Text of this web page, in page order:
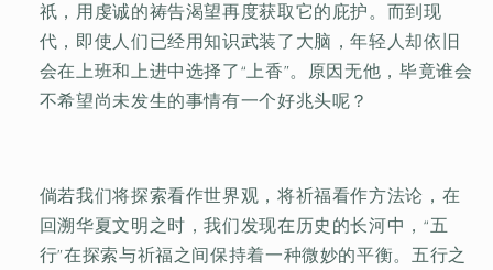
祇，用虔诚的祷告渴望再度获取它的庇护。而到现
代，即使人们已经用知识武装了大脑，年轻人却依旧
会在上班和上进中选择了“上香”。原因无他，毕竟谁会
不希望尚未发生的事情有一个好兆头呢？
倘若我们将探索看作世界观，将祈福看作方法论，在
回溯华夏文明之时，我们发现在历史的长河中，“五
行”在探索与祈福之间保持着一种微妙的平衡。五行之